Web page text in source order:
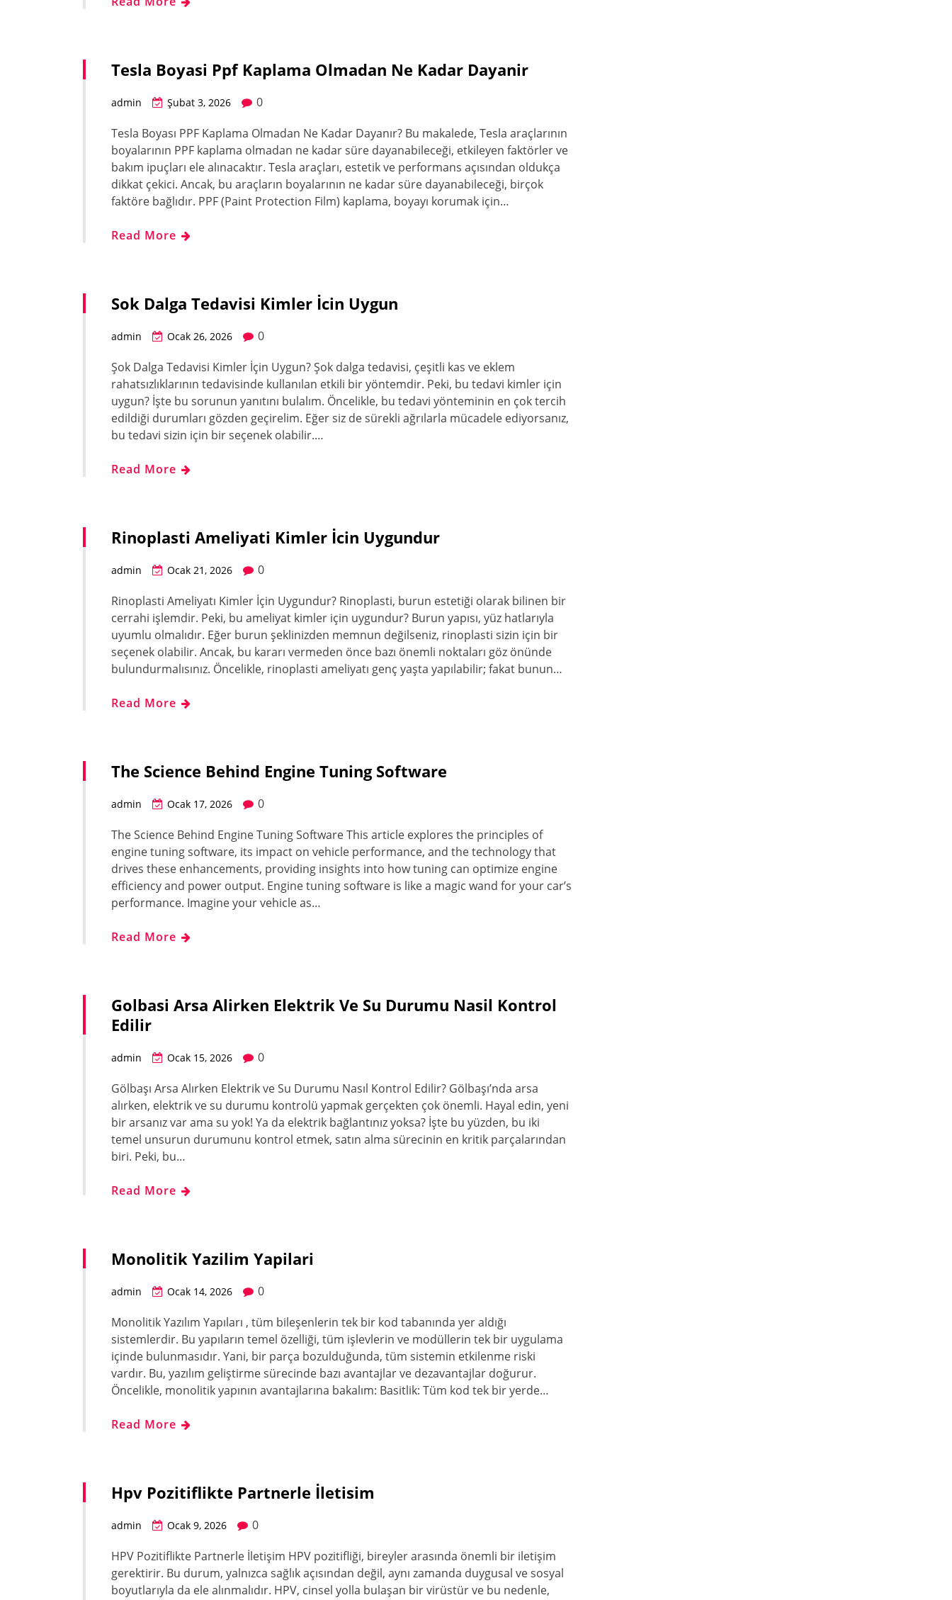
Tesla Boyasi Ppf Kaplama Olmadan Ne Kadar Dayanir
admin Şubat 3, 2026
0
Tesla Boyası PPF Kaplama Olmadan Ne Kadar Dayanır? Bu makalede, Tesla araçlarının
boyalarının PPF kaplama olmadan ne kadar süre dayanabileceği, etkileyen faktörler ve
bakım ipuçları ele alınacaktır. Tesla araçları, estetik ve performans açısından oldukça
dikkat çekici. Ancak, bu araçların boyalarının ne kadar süre dayanabileceği, birçok
faktöre bağlıdır. PPF (Paint Protection Film) kaplama, boyayı korumak için…
Read More
Sok Dalga Tedavisi Kimler İcin Uygun
admin Ocak 26, 2026
0
Şok Dalga Tedavisi Kimler İçin Uygun? Şok dalga tedavisi, çeşitli kas ve eklem
rahatsızlıklarının tedavisinde kullanılan etkili bir yöntemdir. Peki, bu tedavi kimler için
uygun? İşte bu sorunun yanıtını bulalım. Öncelikle, bu tedavi yönteminin en çok tercih
edildiği durumları gözden geçirelim. Eğer siz de sürekli ağrılarla mücadele ediyorsanız,
bu tedavi sizin için bir seçenek olabilir.…
Read More
Rinoplasti Ameliyati Kimler İcin Uygundur
admin Ocak 21, 2026
0
Rinoplasti Ameliyatı Kimler İçin Uygundur? Rinoplasti, burun estetiği olarak bilinen bir
cerrahi işlemdir. Peki, bu ameliyat kimler için uygundur? Burun yapısı, yüz hatlarıyla
uyumlu olmalıdır. Eğer burun şeklinizden memnun değilseniz, rinoplasti sizin için bir
seçenek olabilir. Ancak, bu kararı vermeden önce bazı önemli noktaları göz önünde
bulundurmalısınız. Öncelikle, rinoplasti ameliyatı genç yaşta yapılabilir; fakat bunun…
Read More
The Science Behind Engine Tuning Software
admin Ocak 17, 2026
0
The Science Behind Engine Tuning Software This article explores the principles of
engine tuning software, its impact on vehicle performance, and the technology that
drives these enhancements, providing insights into how tuning can optimize engine
efficiency and power output. Engine tuning software is like a magic wand for your car’s
performance. Imagine your vehicle as…
Read More
Golbasi Arsa Alirken Elektrik Ve Su Durumu Nasil Kontrol
Edilir
admin Ocak 15, 2026
0
Gölbaşı Arsa Alırken Elektrik ve Su Durumu Nasıl Kontrol Edilir? Gölbaşı’nda arsa
alırken, elektrik ve su durumu kontrolü yapmak gerçekten çok önemli. Hayal edin, yeni
bir arsanız var ama su yok! Ya da elektrik bağlantınız yoksa? İşte bu yüzden, bu iki
temel unsurun durumunu kontrol etmek, satın alma sürecinin en kritik parçalarından
biri. Peki, bu…
Read More
Monolitik Yazilim Yapilari
admin Ocak 14, 2026
0
Monolitik Yazılım Yapıları , tüm bileşenlerin tek bir kod tabanında yer aldığı
sistemlerdir. Bu yapıların temel özelliği, tüm işlevlerin ve modüllerin tek bir uygulama
içinde bulunmasıdır. Yani, bir parça bozulduğunda, tüm sistemin etkilenme riski
vardır. Bu, yazılım geliştirme sürecinde bazı avantajlar ve dezavantajlar doğurur.
Öncelikle, monolitik yapının avantajlarına bakalım: Basitlik: Tüm kod tek bir yerde…
Read More
Hpv Pozitiflikte Partnerle İletisim
admin Ocak 9, 2026
0
HPV Pozitiflikte Partnerle İletişim HPV pozitifliği, bireyler arasında önemli bir iletişim
gerektirir. Bu durum, yalnızca sağlık açısından değil, aynı zamanda duygusal ve sosyal
boyutlarıyla da ele alınmalıdır. HPV, cinsel yolla bulaşan bir virüstür ve bu nedenle,